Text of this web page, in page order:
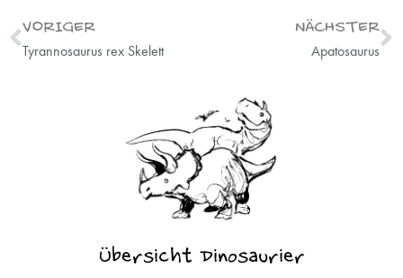
VORIGER
Tyrannosaurus rex Skelett
NÄCHSTER
Apatosaurus
Übersicht Dinosaurier